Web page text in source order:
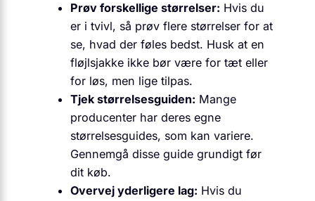
Prøv forskellige størrelser: Hvis du
er i tvivl, så prøv flere størrelser for at
se, hvad der føles bedst. Husk at en
fløjlsjakke ikke bør være for tæt eller
for løs, men lige tilpas.
Tjek størrelsesguiden: Mange
producenter har deres egne
størrelsesguides, som kan variere.
Gennemgå disse guide grundigt før
dit køb.
Overvej yderligere lag: Hvis du